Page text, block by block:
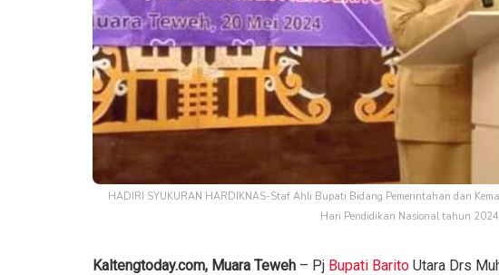
HADIRI SYUKURAN HARDIKNAS-Staf Ahli Bupati Bidang Pemerintahan dan
Hari Pendidikan Nasional tahun
Kaltengtoday.com, Muara Teweh – Pj Bupati Barito Utara Drs